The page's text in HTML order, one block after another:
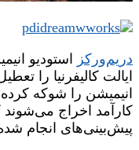
دریم‌ورکزاستودیو
ایالت کالیفرنیا را
کارآمد اخراج می‌شوند
پیش‌بینی‌های انجام شده